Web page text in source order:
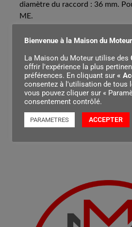
diamètre du raccord : 36 mm.
ME.
Contenu par
Bienvenue à la Maison du
La Maison du Moteur utilise des
offrir l'expérience la plus
préférences. En cliquant sur «
consentez à l'utilisation de tous
vous pouvez cliquer sur «
consentement contrôlé.
PARAMETRES ACCEPTER